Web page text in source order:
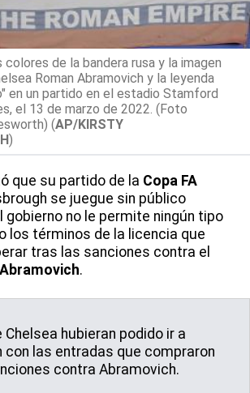
de la bandera rusa y la imagen
Roman Abramovich y la leyenda
en un partido en el estadio Stamford
el 13 de marzo de 2022. (Foto
(AP/KIRSTY
)
que su partido de la Copa FA
se juegue sin público
gobierno no le permite ningún tipo
los términos de la licencia que
tras las sanciones contra el
.
Chelsea hubieran podido ir a
con las entradas que compraron
contra Abramovich.